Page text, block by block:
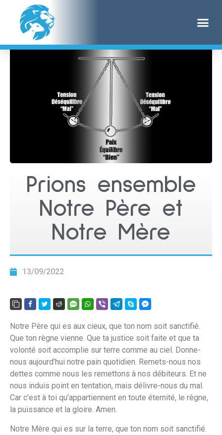
Prions ensemble
Notre Père et
Notre Mère
13/09/2022
Notre Père qui es aux cieux, que ton nom soit sanctifié.
Que ton règne vienne. Que ta justice soit faite et que ta
volonté soit accomplie sur terre comme au ciel. Donne-
nous aujourd’hui notre pain quotidien. Remets-nous nos
dettes comme nous les remettons à nos débiteurs. Et ne
nous induis point en tentation, mais délivre-nous du mal.
Car c’est à toi qu’appartiennent en toute éternité, le règne,
la puissance et la gloire. Amen.
Notre Mère qui es sur la terre, que ton nom soit sanctifié.